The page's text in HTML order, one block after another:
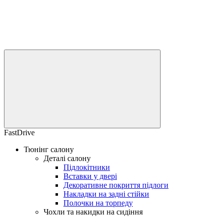
FastDrive
Тюнінг салону
Деталі салону
Підлокітники
Вставки у двері
Декоративне покриття підлоги
Накладки на задні стійки
Полочки на торпеду
Чохли та накидки на сидіння